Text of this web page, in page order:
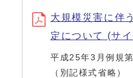
大規模災害に伴
定について (サ
平成25年3月例規
（別記様式省略）